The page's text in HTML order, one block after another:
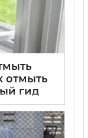
отмыть
гид